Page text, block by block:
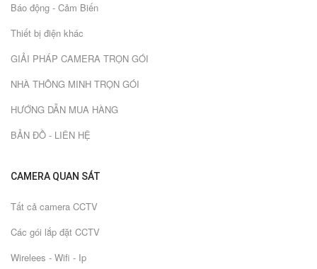
Báo động - Cảm Biến
Thiết bị điện khác
GIẢI PHÁP CAMERA TRỌN GÓI
NHÀ THÔNG MINH TRỌN GÓI
HƯỚNG DẪN MUA HÀNG
BẢN ĐỒ - LIÊN HỆ
CAMERA QUAN SÁT
Tất cả camera CCTV
Các gói lắp đặt CCTV
Wirelees - Wifi - Ip